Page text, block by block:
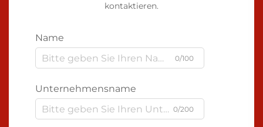
kontaktieren.
Name
0/100
Unternehmensname
0/200